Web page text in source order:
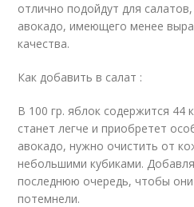
отлично подойдут для
авокадо, имеющего менее
качества.
Как добавить в салат :
В 100 гр. яблок содержится
станет легче и приобретет
авокадо, нужно очистить от
небольшими кубиками.
последнюю очередь, чтобы они
потемнели.